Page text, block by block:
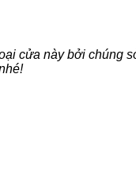
cửa này bởi chúng